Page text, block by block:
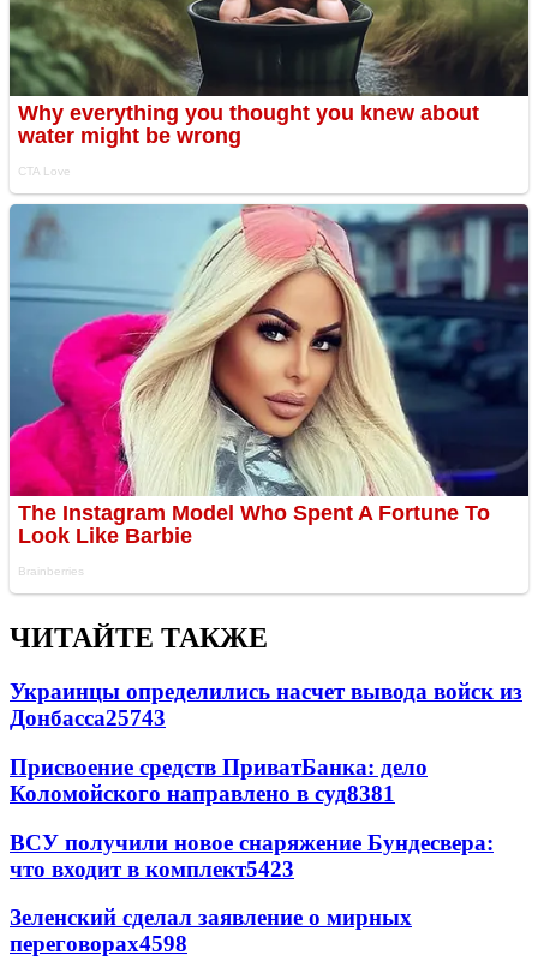
ЧИТАЙТЕ ТАКЖЕ
Украинцы определились насчет вывода войск из
Донбасса25743
Присвоение средств ПриватБанка: дело
Коломойского направлено в суд8381
ВСУ получили новое снаряжение Бундесвера:
что входит в комплект5423
Зеленский сделал заявление о мирных
переговорах4598